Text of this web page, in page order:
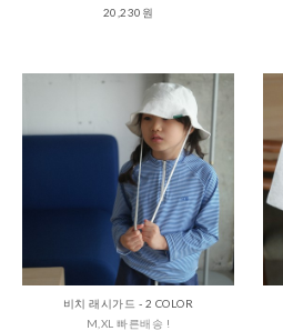
20,230원
비치 래시가드 - 2 COLOR
M,XL 빠른배송 !